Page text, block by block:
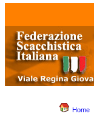
Home